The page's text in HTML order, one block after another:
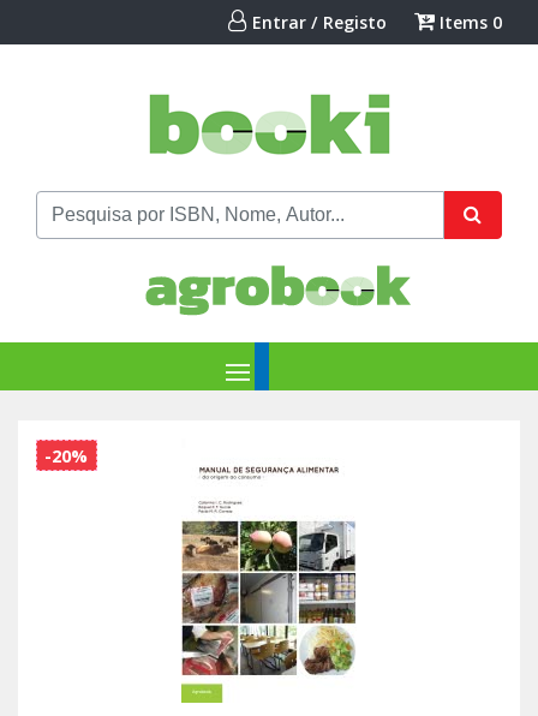
Entrar / Registo Items 0
-20%